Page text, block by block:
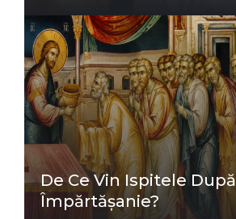
De Ce Vin Ispitele După
Împărtășanie?